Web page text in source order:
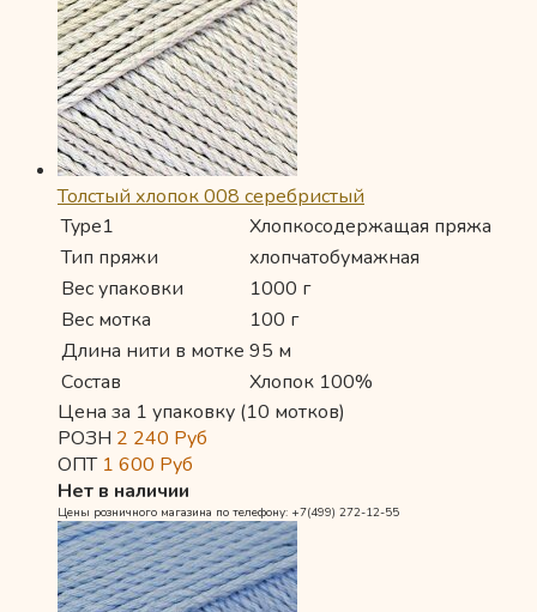
Толстый хлопок 008 серебристый
Type1
Хлопкосодержащая пряжа
Тип пряжи
хлопчатобумажная
Вес упаковки
1000 г
Вес мотка
100 г
Длина нити в мотке 95 м
Состав
Хлопок 100%
Цена за 1 упаковку (10 мотков)
РОЗН 2 240 Руб
ОПТ 1 600 Руб
Нет в наличии
Цены розничного магазина по телефону: +7(499) 272-12-55